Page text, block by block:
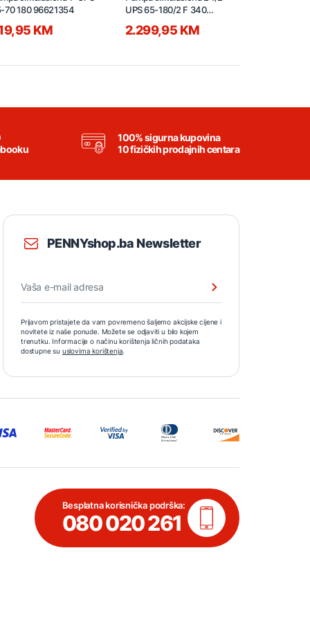
70 180 96621354
KM
UPS 65-180/2 F 340
96402316
2.299,95 KM
100% sigurna kupovina
10 fizičkih prodajnih centara
PENNYshop.ba Newsletter
Prijavom pristajete da vam povremeno šaljemo akcijske cijene i
novitete iz naše ponude. Možete se odjaviti u bilo kojem
trenutku. Informacije o načinu korištenja ličnih podataka
dostupne su uslovima korištenja.
Besplatna korisnička podrška:
080 020 261